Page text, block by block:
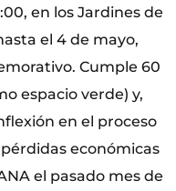
en los Jardines de
el 4 de mayo,
Cumple 60
espacio verde) y,
en el proceso
económicas
el pasado mes de